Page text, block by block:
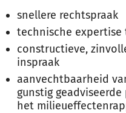
snellere rechtspraak
technische
constructieve,
inspraak
aanvechtbaarheid
gunstig
het